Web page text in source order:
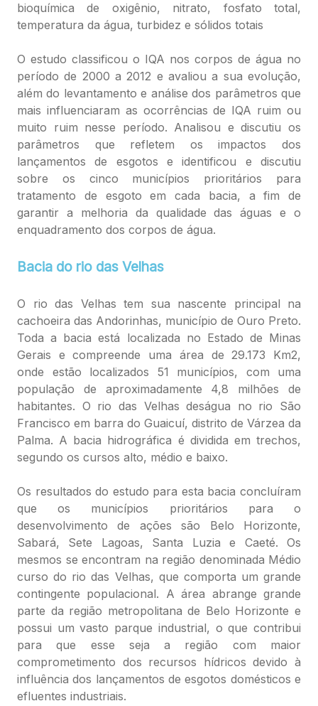
bioquímica de oxigênio, nitrato, fosfato total,
temperatura da água, turbidez e sólidos totais
O estudo classificou o IQA nos corpos de água no
período de 2000 a 2012 e avaliou a sua evolução,
além do levantamento e análise dos parâmetros que
mais influenciaram as ocorrências de IQA ruim ou
muito ruim nesse período. Analisou e discutiu os
parâmetros que refletem os impactos dos
lançamentos de esgotos e identificou e discutiu
sobre os cinco municípios prioritários para
tratamento de esgoto em cada bacia, a fim de
garantir a melhoria da qualidade das águas e o
enquadramento dos corpos de água.
Bacia do rio das Velhas
O rio das Velhas tem sua nascente principal na
cachoeira das Andorinhas, município de Ouro Preto.
Toda a bacia está localizada no Estado de Minas
Gerais e compreende uma área de 29.173 Km2,
onde estão localizados 51 municípios, com uma
população de aproximadamente 4,8 milhões de
habitantes. O rio das Velhas deságua no rio São
Francisco em barra do Guaicuí, distrito de Várzea da
Palma. A bacia hidrográfica é dividida em trechos,
segundo os cursos alto, médio e baixo.
Os resultados do estudo para esta bacia concluíram
que os municípios prioritários para o
desenvolvimento de ações são Belo Horizonte,
Sabará, Sete Lagoas, Santa Luzia e Caeté. Os
mesmos se encontram na região denominada Médio
curso do rio das Velhas, que comporta um grande
contingente populacional. A área abrange grande
parte da região metropolitana de Belo Horizonte e
possui um vasto parque industrial, o que contribui
para que esse seja a região com maior
comprometimento dos recursos hídricos devido à
influência dos lançamentos de esgotos domésticos e
efluentes industriais.